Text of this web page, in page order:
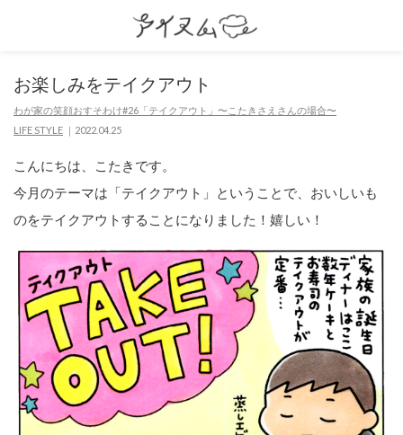
お楽しみをテイクアウト
わが家の笑顔おすそわけ#26「テイクアウト」〜こたきさえさんの場合〜
LIFE STYLE
2022.04.25
こんにちは、こたきです。
今月のテーマは「テイクアウト」ということで、おいしいも
のをテイクアウトすることになりました！嬉しい！